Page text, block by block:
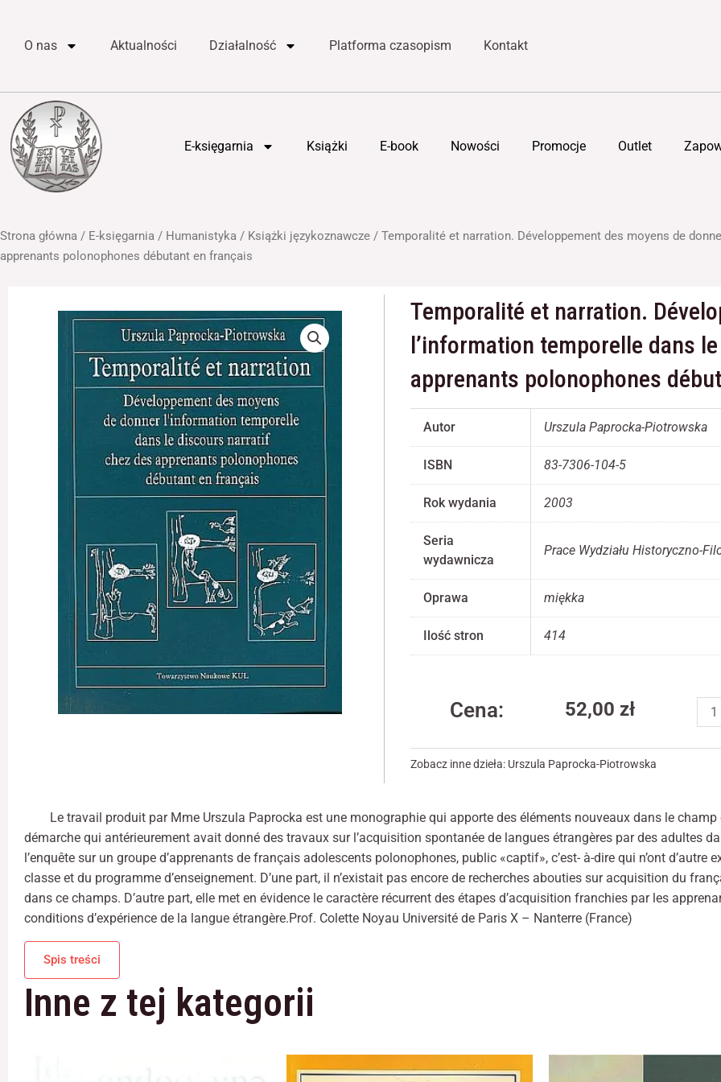
treściO nas Aktualności Działalność Platforma czasopism Kontakt
E-księgarnia Książki E-book Nowości Promocje Outlet
Strona główna / E-księgarnia / Humanistyka / Książki językoznawcze / Temporalité et narration. Développement des moyens de
apprenants polonophones débutant en français
Temporalité et narration.
l’information temporelle dans
apprenants polonophones
Autor Urszula Paprocka-Piotrowska
ISBN 83-7306-104-5
Rok wydania 2003
Seria
wydawnicza
Prace Wydziału Historyczno-
Oprawa miękka
Ilość stron 414
Cena: 52,00zł
de
Zobacz inne dzieła: Urszula Paprocka-Piotrowska
Le travail produit par Mme Urszula Paprocka est une monographie qui apporte des éléments nouveaux dans le
démarche qui antérieurement avait donné des travaux sur l’acquisition spontanée de langues étrangères par des adultes
l’enquête sur un groupe d’apprenants de français adolescents polonophones, public «captif», c’est- à-dire qui n’ont
classe et du programme d’enseignement. D’une part, il n’existait pas encore de recherches abouties sur acquisition du
dans ce champs. D’autre part, elle met en évidence le caractère récurrent des étapes d’acquisition franchies par les
conditions d’expérience de la langue étrangère.Prof. Colette Noyau Université de Paris X – Nanterre (France)
Spis treści
Inne z tej kategorii
Konieczne
opcjonalne. Są
one potrzebne
funkcjonowania
internetowej.
Abyśmy mogli
i strukturę
strony
na podstawie
tego, jak
Doświadczenie
Aby nasza
strona
internetowa
działała jak
najlepiej podczas